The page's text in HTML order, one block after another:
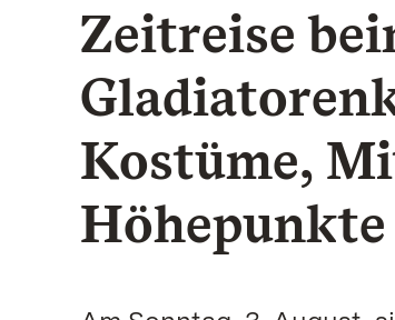
Zeitreise
Kostüme,
Höhepunkte